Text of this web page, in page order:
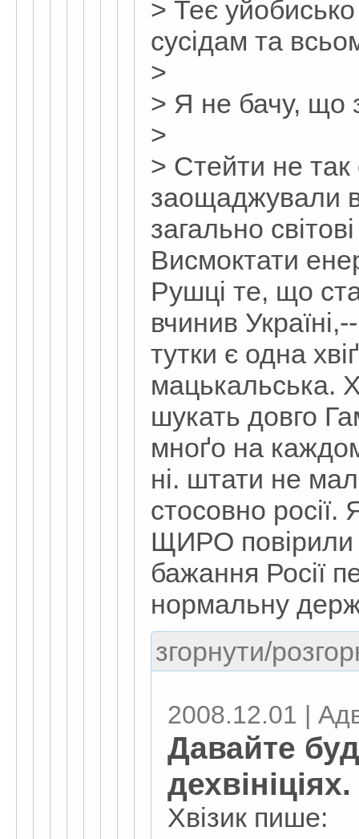
> Теє
сусідам та
>
> Я не бачу, що
>
> Стейти не
заощаджували
загально
Висмоктати
Рушці те, що
вчинив
тутки є одна
мацькальська.
шукать довго
мноґо на
ні. штати не
стосовно
ЩИРО повірили
бажання Росії
нормальну
згорнути/
2008.12.01 |
Давайте
дехвініціях.
Хвізик пише: